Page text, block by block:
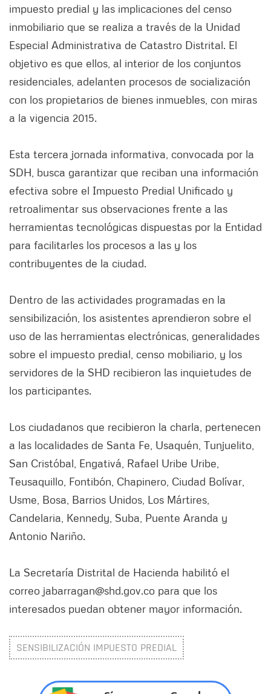
impuesto predial y las implicaciones del censo
inmobiliario que se realiza a través de la Unidad
Especial Administrativa de Catastro Distrital. El
objetivo es que ellos, al interior de los conjuntos
residenciales, adelanten procesos de socialización
con los propietarios de bienes inmuebles, con miras
a la vigencia 2015.
Esta tercera jornada informativa, convocada por la
SDH, busca garantizar que reciban una información
efectiva sobre el Impuesto Predial Unificado y
retroalimentar sus observaciones frente a las
herramientas tecnológicas dispuestas por la Entidad
para facilitarles los procesos a las y los
contribuyentes de la ciudad.
Dentro de las actividades programadas en la
sensibilización, los asistentes aprendieron sobre el
uso de las herramientas electrónicas, generalidades
sobre el impuesto predial, censo mobiliario, y los
servidores de la SHD recibieron las inquietudes de
los participantes.
Los ciudadanos que recibieron la charla, pertenecen
a las localidades de Santa Fe, Usaquén, Tunjuelito,
San Cristóbal, Engativá, Rafael Uribe Uribe,
Teusaquillo, Fontibón, Chapinero, Ciudad Bolívar,
Usme, Bosa, Barrios Unidos, Los Mártires,
Candelaria, Kennedy, Suba, Puente Aranda y
Antonio Nariño.
La Secretaría Distrital de Hacienda habilitó el
correo jabarragan@shd.gov.co para que los
interesados puedan obtener mayor información.
SENSIBILIZACIÓN IMPUESTO PREDIAL